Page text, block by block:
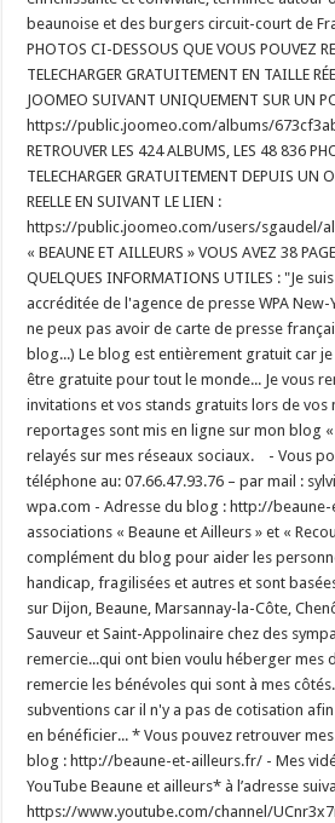
beaunoise et des burgers circuit-court de
PHOTOS CI-DESSOUS QUE VOUS POUVEZ
TELECHARGER GRATUITEMENT EN TAILLE
JOOMEO SUIVANT UNIQUEMENT SUR UN
https://public.joomeo.com/albums/
RETROUVER LES 424 ALBUMS, LES 48 836
TELECHARGER GRATUITEMENT DEPUIS UN
REELLE EN SUIVANT LE LIEN :
https://public.joomeo.com/users/sgaudel/
« BEAUNE ET AILLEURS » VOUS AVEZ 38
QUELQUES INFORMATIONS UTILES : "Je
accréditée de l'agence de presse WPA
ne peux pas avoir de carte de presse
blog...) Le blog est entièrement gratuit car
être gratuite pour tout le monde... Je vous
invitations et vos stands gratuits lors de vos
reportages sont mis en ligne sur mon blog «
relayés sur mes réseaux sociaux. - Vous
téléphone au: 07.66.47.93.76 – par mail :
wpa.com - Adresse du blog : http://
associations « Beaune et Ailleurs » et «
complément du blog pour aider les
handicap, fragilisées et autres et sont
sur Dijon, Beaune, Marsannay-la-Côte,
Sauveur et Saint-Appolinaire chez des
remercie...qui ont bien voulu héberger mes
remercie les bénévoles qui sont à mes
subventions car il n'y a pas de cotisation
en bénéficier... * Vous pouvez retrouver
blog : http://beaune-et-ailleurs.fr/ - Mes
YouTube Beaune et ailleurs* à l’adresse
https://www.youtube.com/channel/